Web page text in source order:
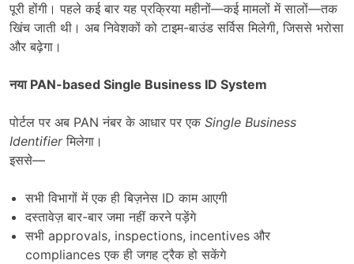
पूरी होंगी। पहले कई बार यह प्रक्रिया महीनों—कई मामलों में सालों—तक
खिंच जाती थी। अब निवेशकों को टाइम-बाउंड सर्विस मिलेगी, जिससे भरोसा
और बढ़ेगा।
नया PAN-based Single Business ID System
पोर्टल पर अब PAN नंबर के आधार पर एक Single Business
Identifierमिलेगा।
इससे—
सभी विभागों में एक ही बिज़नेस ID काम आएगी
दस्तावेज़ बार-बार जमा नहीं करने पड़ेंगे
सभी approvals, inspections, incentives और
compliances एक ही जगह ट्रैक हो सकेंगे